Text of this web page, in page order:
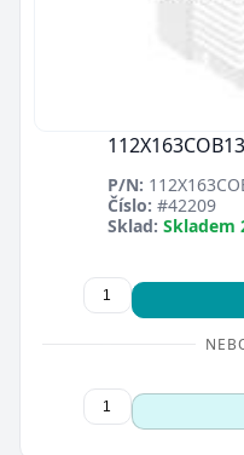
P/N:
Číslo: #42209
Sklad: Skladem